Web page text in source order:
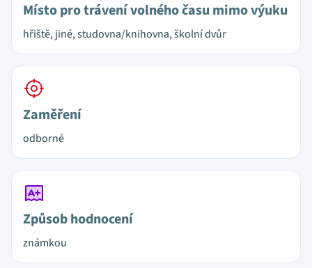
Místo pro trávení volného času mimo výuku
hřiště, jiné, studovna/knihovna, školní dvůr
Zaměření
odborné
Způsob hodnocení
známkou